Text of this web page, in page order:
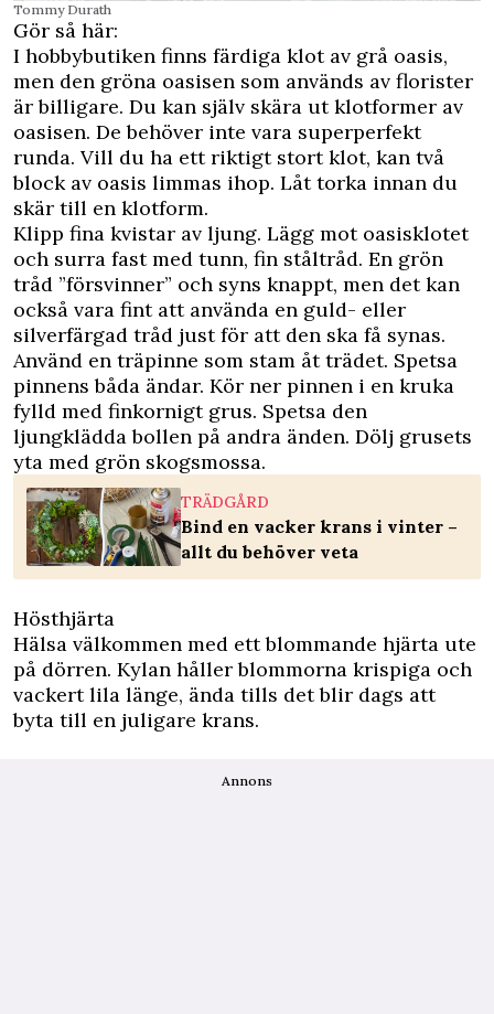
Tommy Durath
Gör så här:
I hobbybutiken finns färdiga klot av grå oasis,
men den gröna oasisen som används av florister
är billigare. Du kan själv skära ut klotformer av
oasisen. De behöver inte vara superperfekt
runda. Vill du ha ett riktigt stort klot, kan två
block av oasis limmas ihop. Låt torka innan du
skär till en klotform.
Klipp fina kvistar av ljung. Lägg mot oasisklotet
och surra fast med tunn, fin ståltråd. En grön
tråd ”försvinner” och syns knappt, men det kan
också vara fint att använda en guld- eller
silverfärgad tråd just för att den ska få synas.
Använd en träpinne som stam åt trädet. Spetsa
pinnens båda ändar. Kör ner pinnen i en kruka
fylld med finkornigt grus. Spetsa den
ljungklädda bollen på andra änden. Dölj grusets
yta med grön skogsmossa.
TRÄDGÅRD
Bind en vacker krans i vinter –
allt du behöver veta
Hösthjärta
Hälsa välkommen med ett blommande hjärta ute
på dörren. Kylan håller blommorna krispiga och
vackert lila länge, ända tills det blir dags att
byta till en juligare krans.
Annons